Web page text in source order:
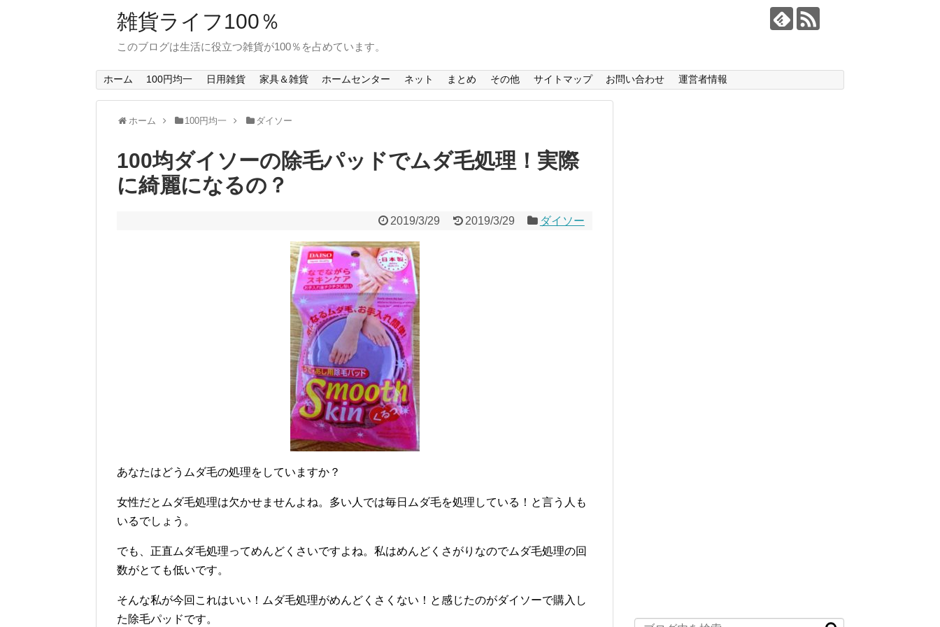
雑貨ライフ100％
このブログは生活に役立つ雑貨が100％を占めています。
ホーム 100円均一 日用雑貨 家具＆雑貨 ホームセンター ネット まとめ その他 サイトマップ お問い合わせ 運営者情報
ホーム 100円均一 ダイソー
100均ダイソーの除毛パッドでムダ毛処理！実際
に綺麗になるの？
2019/3/29 2019/3/29 ダイソー
あなたはどうムダ毛の処理をしていますか？
女性だとムダ毛処理は欠かせませんよね。多い人では毎日ムダ毛を処理している！と言う人も
いるでしょう。
でも、正直ムダ毛処理ってめんどくさいですよね。私はめんどくさがりなのでムダ毛処理の回
数がとても低いです。
そんな私が今回これはいい！ムダ毛処理がめんどくさくない！と感じたのがダイソーで購入し
た除毛パッドです。